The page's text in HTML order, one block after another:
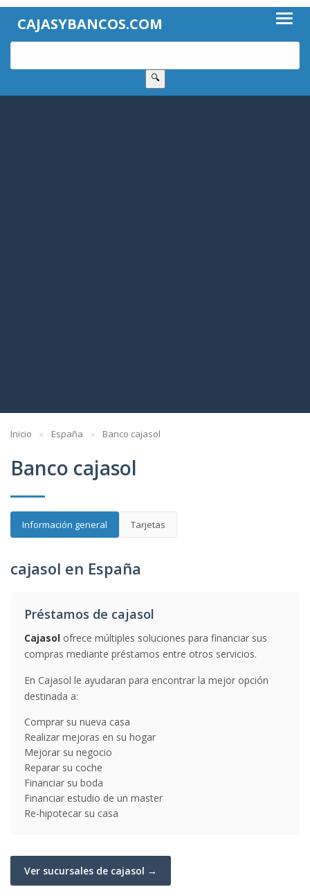
CAJASYBANCOS.COM
🔍
Inicio España Banco cajasol
Banco cajasol
Información general Tarjetas
cajasol en España
Préstamos de cajasol
Cajasol ofrece múltiples soluciones para financiar sus
compras mediante préstamos entre otros servicios.
En Cajasol le ayudaran para encontrar la mejor opción
destinada a:
Comprar su nueva casa
Realizar mejoras en su hogar
Mejorar su negocio
Reparar su coche
Financiar su boda
Financiar estudio de un master
Re-hipotecar su casa
Ver sucursales de cajasol →